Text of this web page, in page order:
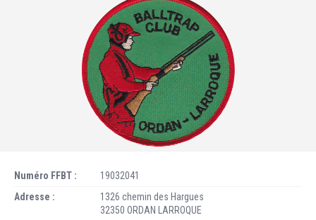
Numéro FFBT :
19032041
Adresse :
1326 chemin des Hargues
32350 ORDAN LARROQUE